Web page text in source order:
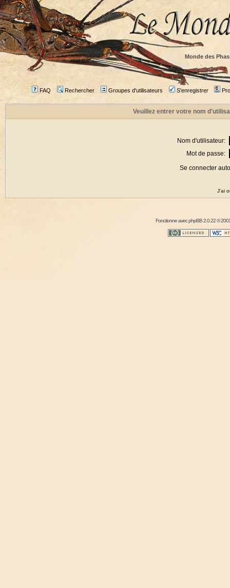
Monde des
FAQ Rechercher Groupes d'utilisateurs S'enregistrer
Veuillez entrer votre nom
Nom d'utilisateur:
Mot de passe:
Se connecter
J'ai
Fonctionne avecphpBB2.0.22 ©